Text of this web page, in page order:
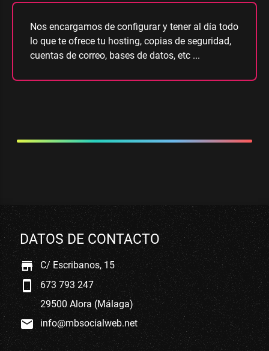
Nos encargamos de configurar y tener al día todo
lo que te ofrece tu hosting, copias de seguridad,
cuentas de correo, bases de datos, etc ...
DATOS DE CONTACTO
store C/ Escribanos, 15
smartphone 673 793 247
29500 Alora (Málaga)
mail info@mbsocialweb.net